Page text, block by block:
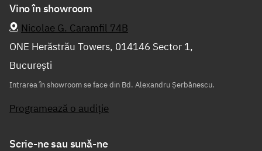
Vino în showroom
Nicolae G. Caramfil 74B
ONE Herăstrău Towers, 014146 Sector 1,
București
Intrarea în showroom se face din Bd. Alexandru Șerbănescu.
Programează o audiție
Scrie-ne sau sună-ne